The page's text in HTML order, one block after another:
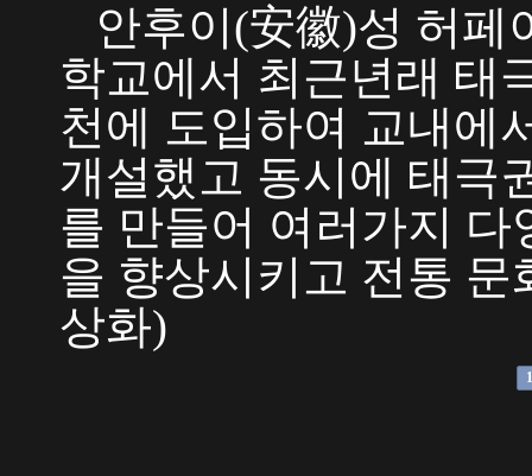
안후이(安徽)성 허페
학교에서 최근년래 태
천에 도입하여 교내에
개설했고 동시에 태극
를 만들어 여러가지
을 향상시키고 전통
상화)
1